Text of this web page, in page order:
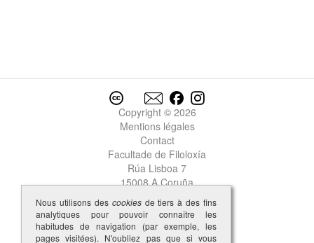
Copyright © 2026
Mentions légales
Contact
Facultade de Filoloxía
Rúa Lisboa 7
15008 A Coruña
Nous utilisons des cookiesde tiers à des fins
analytiques pour pouvoir connaître les
habitudes de navigation (par exemple, les
pages visitées). N'oubliez pas que si vous